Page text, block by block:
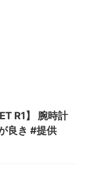
R1】 腕時計
良き #提供